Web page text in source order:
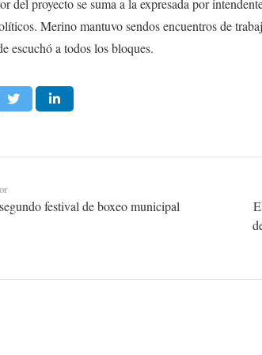
del proyecto se suma a la expresada por
Merino mantuvo sendos encuentros de
escuchó a todos los bloques.
festival de boxeo municipal